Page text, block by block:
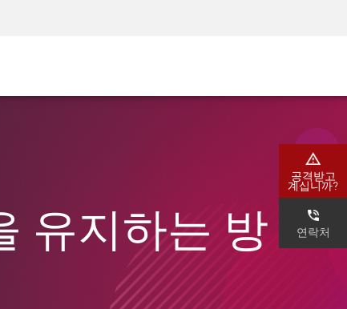
유지하는 방
공격받고
계십니까?
연락처